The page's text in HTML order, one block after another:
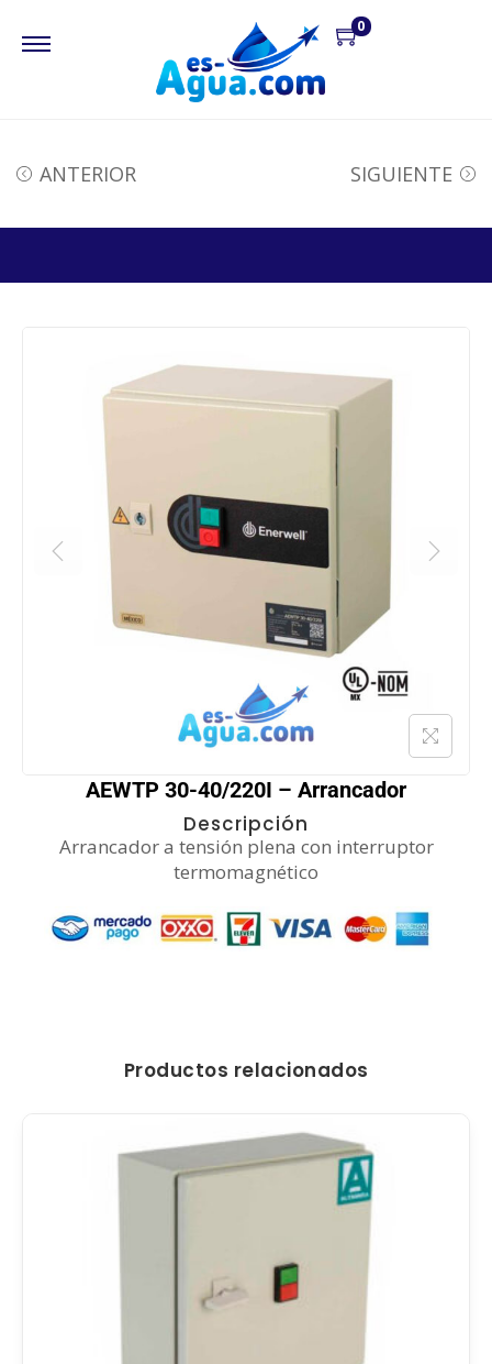
0
ANTERIOR SIGUIENTE
AEWTP 30-40/220I – Arrancador
Descripción
Arrancador a tensión plena con interruptor
termomagnético
Productos relacionados